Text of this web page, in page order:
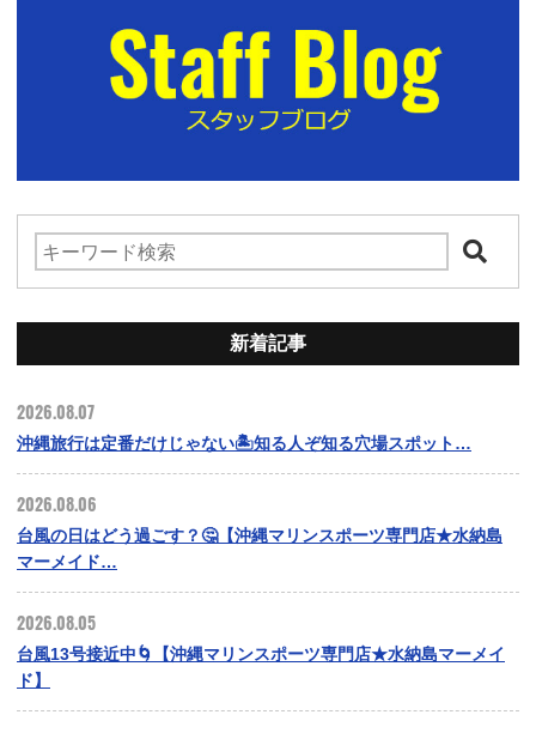
新着記事
2026.08.07
沖縄旅行は定番だけじゃない🏝️知る人ぞ知る穴場スポット…
2026.08.06
台風の日はどう過ごす？🤔【沖縄マリンスポーツ専門店★水納島
マーメイド…
2026.08.05
台風13号接近中🌀【沖縄マリンスポーツ専門店★水納島マーメイ
ド】